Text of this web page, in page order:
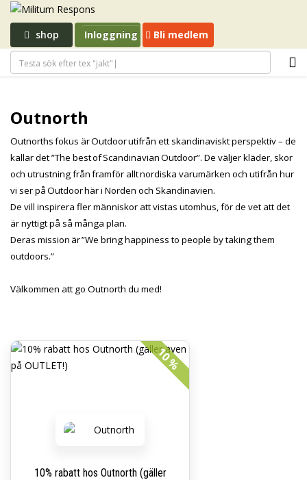
shop Inloggning Bli medlem
Outnorth
Outnorths fokus är Outdoor utifrån ett skandinaviskt perspektiv – de
kallar det ”The best of Scandinavian Outdoor”. De väljer kläder, skor
och utrustning från framför allt nordiska varumärken och utifrån hur
vi ser på Outdoor här i Norden och Skandinavien.
De vill inspirera fler människor att vistas utomhus, för de vet att det
är nyttigt på så många plan.
Deras mission är ”We bring happiness to people by taking them
outdoors.”
Välkommen att go Outnorth du med!
10 %
10% rabatt hos Outnorth (gäller